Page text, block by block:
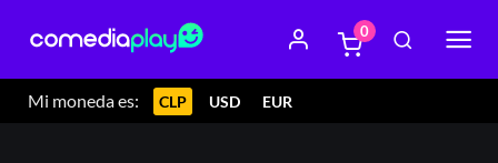
Mi moneda es: CLP USD EUR
0